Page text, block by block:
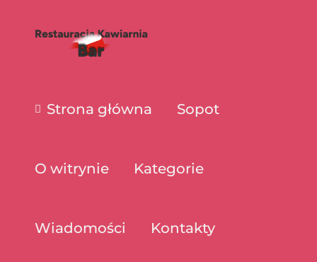
Strona główna Sopot
O witrynie Kategorie
Wiadomości Kontakty